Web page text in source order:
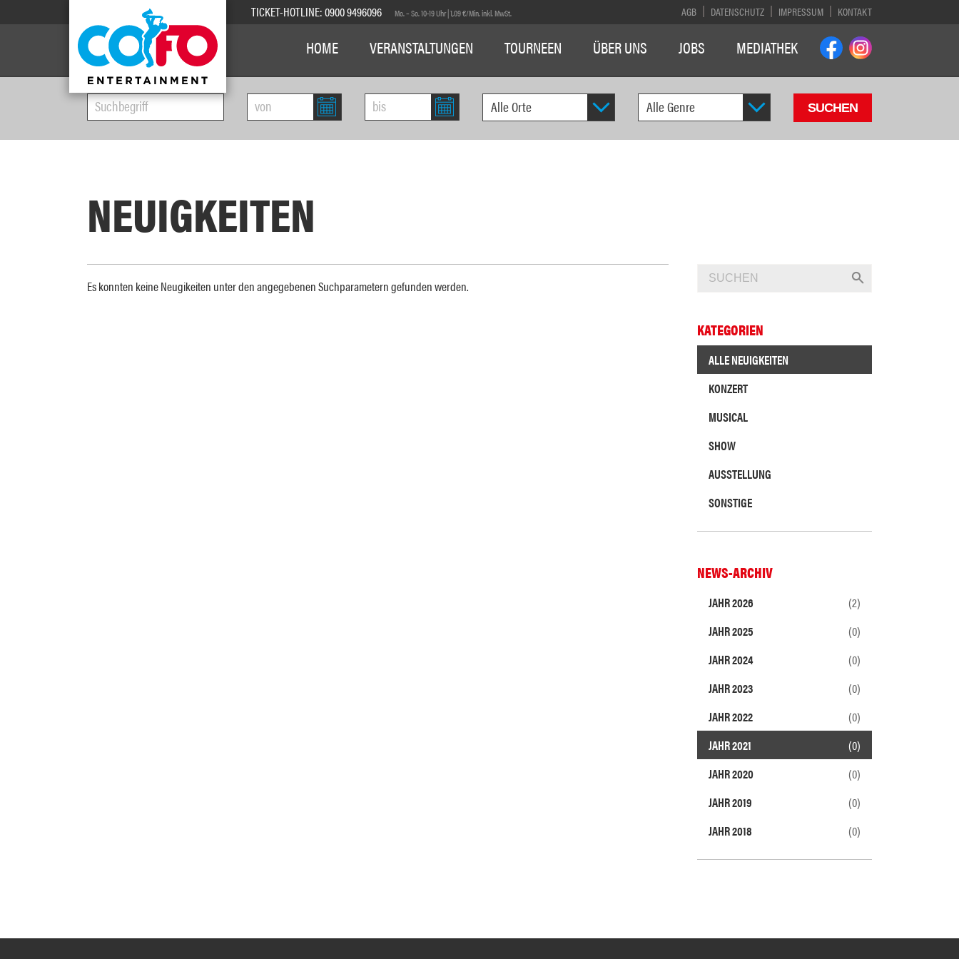
TICKET-HOTLINE:0900 9496096 Mo. – So. 10-19 Uhr | 1,09 €/Min. inkl. MwSt. AGB DATENSCHUTZ IMPRESSUM KONTAKT
HOME VERANSTALTUNGEN TOURNEEN ÜBER UNS JOBS MEDIATHEK
NEUIGKEITEN
Es konnten keine Neugikeiten unter den angegebenen Suchparametern gefunden werden.
KATEGORIEN
ALLE NEUIGKEITEN
KONZERT
MUSICAL
SHOW
AUSSTELLUNG
SONSTIGE
NEWS-ARCHIV
JAHR 2026
(2)
JAHR 2025
(0)
JAHR 2024
(0)
JAHR 2023
(0)
JAHR 2022
(0)
JAHR 2021
(0)
JAHR 2020
(0)
JAHR 2019
(0)
JAHR 2018
(0)